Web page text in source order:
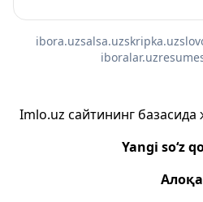
ibora.uzsalsa.uzskripka.uz
iboralar.uz
Imlo.uz сайтининг
Yangi so‘z
Алоқа